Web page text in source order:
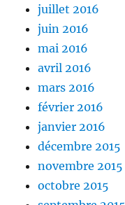
juillet 2016
juin 2016
mai 2016
avril 2016
mars 2016
février 2016
janvier 2016
décembre 2015
novembre 2015
octobre 2015